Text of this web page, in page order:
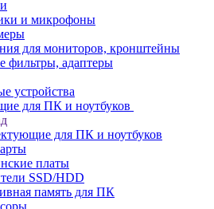
и микрофоны
для мониторов, кронштейны
фильтры, адаптеры
устройства
для ПК и ноутбуков
для ПК и ноутбуков
платы
SSD/HDD
память для ПК